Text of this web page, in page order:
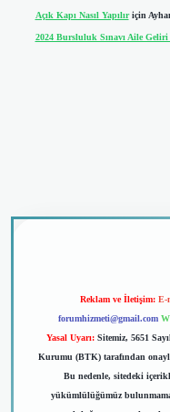
Açık Kapı Nasıl Yapılıriçin
2024 Bursluluk Sınavı Aile
Reklam ve İletişim: E-
forumhizmeti@gmail.com
Yasal Uyarı: Sitemiz, 5651
Kurumu (BTK) tarafından
Bu nedenle, sitedeki
yükümlülüğümüz